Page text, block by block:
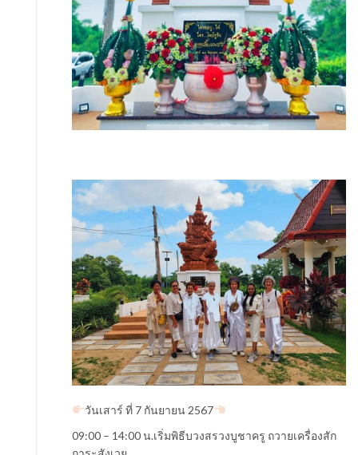
วันเสาร์ ที่ 7 กันยายน 2567
09:00 – 14:00 น.เริ่มพิธีบวงสรวงบูชาครู ถวายเครื่องสัก